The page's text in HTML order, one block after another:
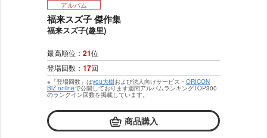
アルバム
福来スズ子 傑作集
福来スズ子(趣里)
最高順位： 21位
登場回数： 17回
※「登場回数」はyou大樹および法人向けサービス・ ORICON
BiZ onlineで公開しております週間アルバムランキングTOP300
のランクイン回数を掲載しています。
商品購入